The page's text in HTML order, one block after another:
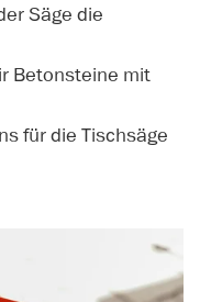
Säge die
Betonsteine mit
für die Tischsäge